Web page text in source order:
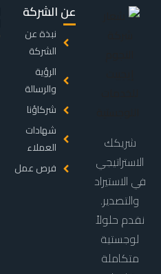
شريكك
الاستراتيجي
في الاستيراد
والتصدير.
نقدم حلولاً
لوجستية
متكاملة
عن الشركة
نبذة عن
الشركة
الرؤية
والرسالة
شركاؤنا
شهادات
العملاء
فرص عمل